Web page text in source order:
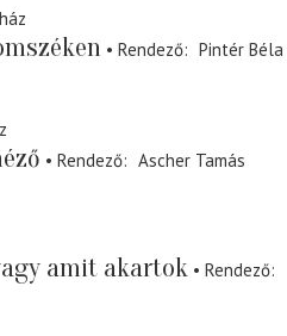
Rendező
Pintér Béla
Rendező
Ascher Tamás
amit akartok
Rendező